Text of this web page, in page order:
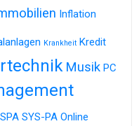
Inflation
Krankheit Kredit
Musik PC
SPA SYS-PA Online